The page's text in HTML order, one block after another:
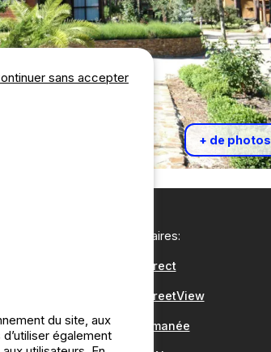
+ de photos
Nos partenaires:
CampingDirect
CampingStreetView
Groupe Romanée
sans accepter
du site, aux
également